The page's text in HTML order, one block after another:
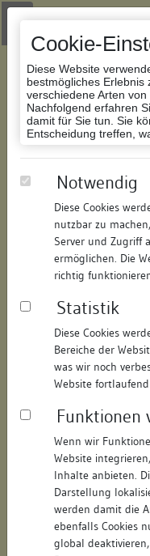
Cookie-
Diese Website
bestmögliches Erlebnis
verschiedene Arten von
Nachfolgend erfahren
damit für Sie tun. Sie
Entscheidung treffen,
Notwendig
Diese Cookies
nutzbar zu
Server und Zugriff
ermöglichen. Die
richtig
Statistik
Diese Cookies
Bereiche der
was wir noch
Website
Funktionen
Wenn wir
Website
Inhalte anbieten.
Darstellung
werden damit die
ebenfalls Cookies
global
Zur Navigation springen
Zum Inhalt der Website springen
Datenbank
199304317820/
Datenbestand:
Objektdaten
Straße:
Hausnummer:
Postleitzahl:
Stadt-Teilort:
Regierungsbezirk:
Wohnplatzschlüssel: